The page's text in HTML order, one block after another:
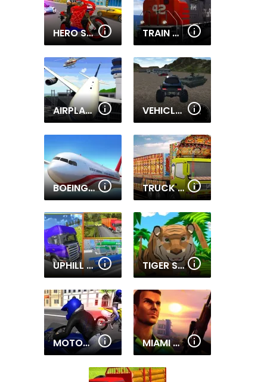
HERO STUNT SPIDER BIKE SIMULATOR 3D 2 TRAIN DRIVER SIMULATOR 3D
AIRPLANE PARKING MANIA 3D VEHICLES SIMULATOR
BOEING FLIGHT SIMULATOR 3D TRUCK DRIVER CARGO GAME
UPHILL CARGO TRAILER SIMULATOR 2K20 TIGER SIMULATOR 3D
MOTORBIKE SIMULATOR MIAMI CRIME SIMULATOR 3D